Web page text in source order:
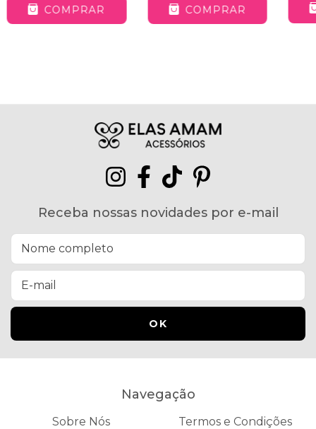
COMPRAR COMPRAR
Receba nossas novidades por e-mail
Navegação
Sobre Nós
Termos e Condições